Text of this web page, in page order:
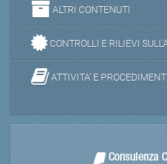
ALTRI CONTENUTI
CONTROLLI E RILIEVI
ATTIVITA' E